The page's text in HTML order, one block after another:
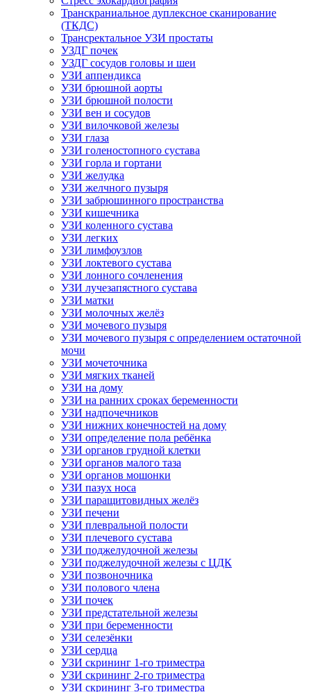
Транскраниальное дуплексное сканирование
(ТКДС)
Трансректальное УЗИ простаты
УЗДГ почек
УЗДГ сосудов головы и шеи
УЗИ аппендикса
УЗИ брюшной аорты
УЗИ брюшной полости
УЗИ вен и сосудов
УЗИ вилочковой железы
УЗИ глаза
УЗИ голеностопного сустава
УЗИ горла и гортани
УЗИ желудка
УЗИ желчного пузыря
УЗИ забрюшинного пространства
УЗИ кишечника
УЗИ коленного сустава
УЗИ легких
УЗИ лимфоузлов
УЗИ локтевого сустава
УЗИ лонного сочленения
УЗИ лучезапястного сустава
УЗИ матки
УЗИ молочных желёз
УЗИ мочевого пузыря
УЗИ мочевого пузыря с определением остаточной
мочи
УЗИ мочеточника
УЗИ мягких тканей
УЗИ на дому
УЗИ на ранних сроках беременности
УЗИ надпочечников
УЗИ нижних конечностей на дому
УЗИ определение пола ребёнка
УЗИ органов грудной клетки
УЗИ органов малого таза
УЗИ органов мошонки
УЗИ пазух носа
УЗИ паращитовидных желёз
УЗИ печени
УЗИ плевральной полости
УЗИ плечевого сустава
УЗИ поджелудочной железы
УЗИ поджелудочной железы с ЦДК
УЗИ позвоночника
УЗИ полового члена
УЗИ почек
УЗИ предстательной железы
УЗИ при беременности
УЗИ селезёнки
УЗИ сердца
УЗИ скрининг 1-го триместра
УЗИ скрининг 2-го триместра
УЗИ скрининг 3-го триместра